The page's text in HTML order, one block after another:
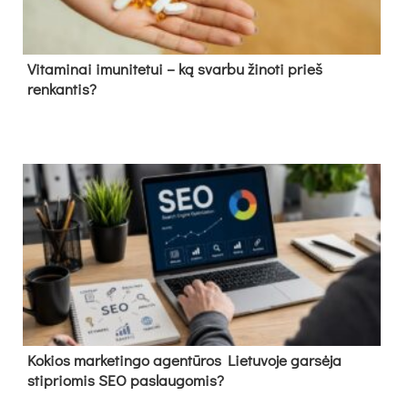
Vitaminai imunitetui – ką svarbu žinoti prieš
renkantis?
Kokios marketingo agentūros Lietuvoje garsėja
stipriomis SEO paslaugomis?